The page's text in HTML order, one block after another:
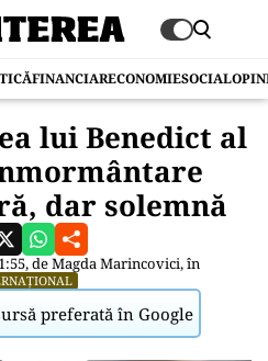
FINANCIARECONOMIESOCIAL
lui Benedict al
dar solemnă
deMagda Marincovici, în
preferată în Google